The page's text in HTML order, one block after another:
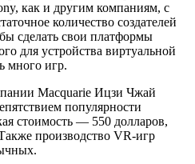
как и другим компаниям, с
количество создателей
сделать свои платформы
для устройства виртуальной
много игр.
Macquarie Ицзи Чжай
популярности
стоимость — 550 долларов,
производство VR-игр